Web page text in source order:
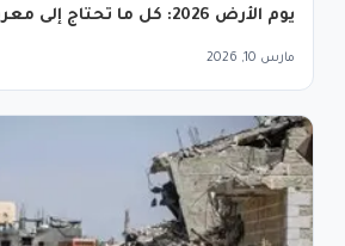
يوم الأرض 2026: كل ما تحتاج إلى معرفته
مارس 10, 2026